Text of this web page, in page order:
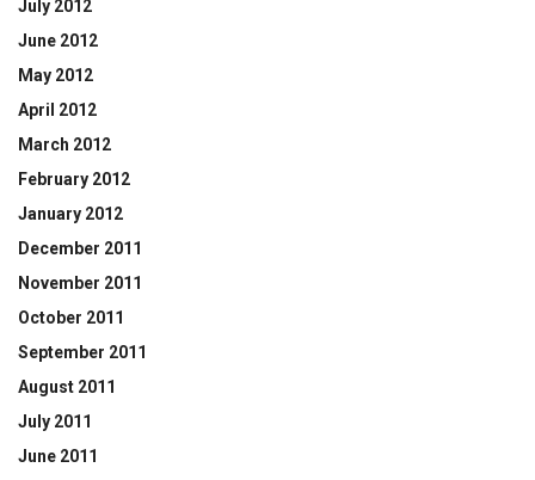
July 2012
June 2012
May 2012
April 2012
March 2012
February 2012
January 2012
December 2011
November 2011
October 2011
September 2011
August 2011
July 2011
June 2011